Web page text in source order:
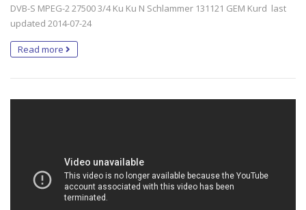
DVB-S MPEG-2 27500 3/4 Ku Ku N Schlammer 131121 GEM Kurd last
updated 2014-07-24
Read more